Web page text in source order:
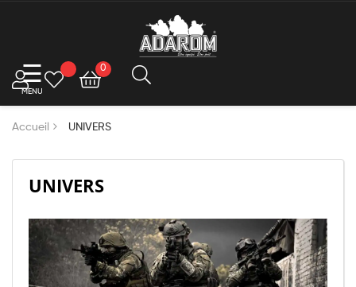
0
Basculer
la
navigation
☰
Accueil UNIVERS
UNIVERS